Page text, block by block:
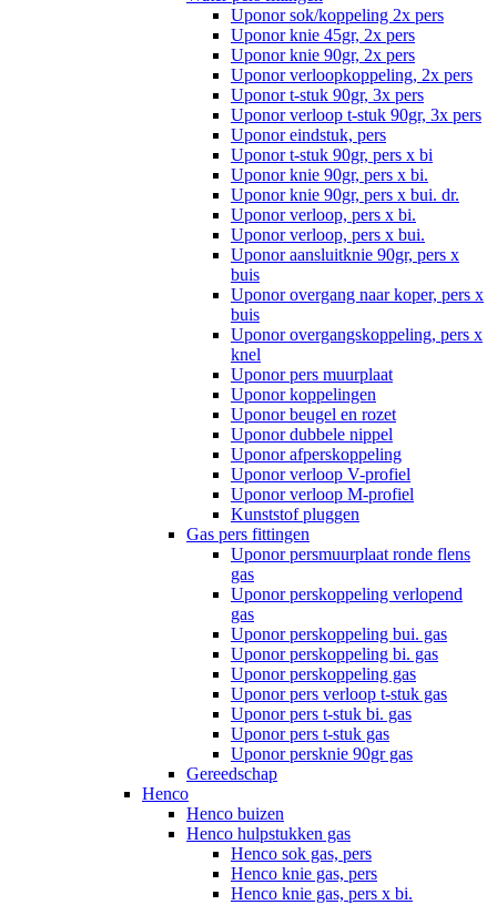
Uponor sok/koppeling 2x pers
Uponor knie 45gr, 2x pers
Uponor knie 90gr, 2x pers
Uponor verloopkoppeling, 2x pers
Uponor t-stuk 90gr, 3x pers
Uponor verloop t-stuk 90gr, 3x pers
Uponor eindstuk, pers
Uponor t-stuk 90gr, pers x bi
Uponor knie 90gr, pers x bi.
Uponor knie 90gr, pers x bui. dr.
Uponor verloop, pers x bi.
Uponor verloop, pers x bui.
Uponor aansluitknie 90gr, pers x
buis
Uponor overgang naar koper, pers x
buis
Uponor overgangskoppeling, pers x
knel
Uponor pers muurplaat
Uponor koppelingen
Uponor beugel en rozet
Uponor dubbele nippel
Uponor afperskoppeling
Uponor verloop V-profiel
Uponor verloop M-profiel
Kunststof pluggen
Gas pers fittingen
Uponor persmuurplaat ronde flens
gas
Uponor perskoppeling verlopend
gas
Uponor perskoppeling bui. gas
Uponor perskoppeling bi. gas
Uponor perskoppeling gas
Uponor pers verloop t-stuk gas
Uponor pers t-stuk bi. gas
Uponor pers t-stuk gas
Uponor persknie 90gr gas
Gereedschap
Henco
Henco buizen
Henco hulpstukken gas
Henco sok gas, pers
Henco knie gas, pers
Henco knie gas, pers x bi.